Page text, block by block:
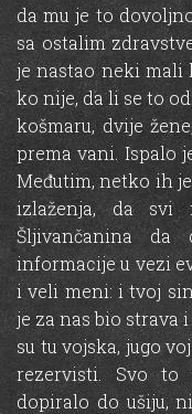
da mu je to
sa ostalim
je nastao neki mali
ko nije, da li se to
košmaru, dvije
prema vani. Ispalo
Međutim, netko ih
izlaženja, da svi
Šljivančanina
informacije u vezi
i veli meni: i tvoj
je za nas bio strava
su tu vojska, jugo
rezervisti. Svo
dopiralo do ušiju,